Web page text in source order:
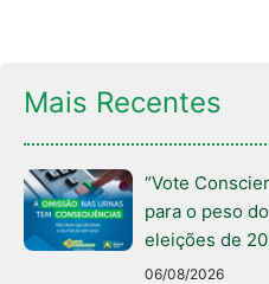
Mais Recentes
“Vote
para o peso
eleições de
06/08/2026